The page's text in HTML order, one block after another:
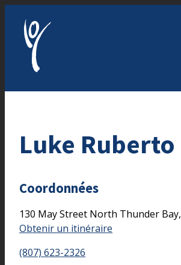
Luke Ruberto
Coordonnées
130 May Street North Thunder Bay,
Obtenir un itinéraire
(807) 623-2326